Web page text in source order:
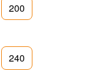
200
240